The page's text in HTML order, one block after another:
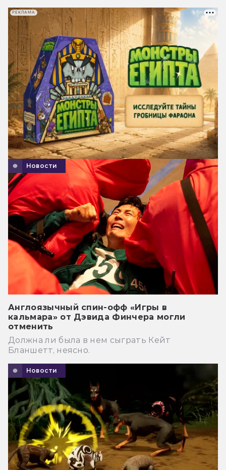
Новости
Англоязычный спин-офф «Игры в
кальмара» от Дэвида Финчера могли
отменить
Должна ли была в нем сыграть Кейт
Бланшетт, неясно.
Новости
РЕКЛАМА